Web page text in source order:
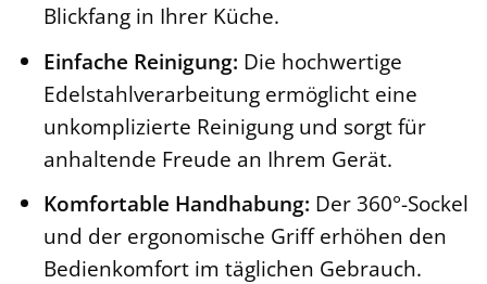
Blickfang in Ihrer Küche.
Einfache Reinigung: Die hochwertige
Edelstahlverarbeitung ermöglicht eine
unkomplizierte Reinigung und sorgt für
anhaltende Freude an Ihrem Gerät.
Komfortable Handhabung: Der 360°-Sockel
und der ergonomische Griff erhöhen den
Bedienkomfort im täglichen Gebrauch.